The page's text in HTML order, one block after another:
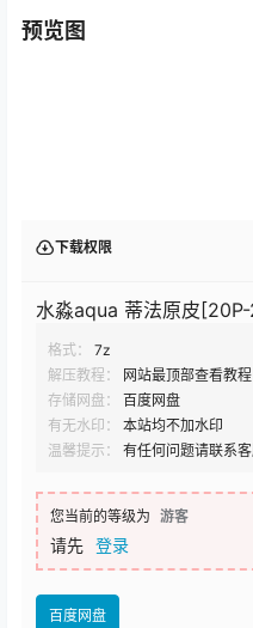
预览图
下载权限
水淼aqua 蒂法原皮
格式：
7z
解压教程：
网站最顶部查看教程
存储网盘：
百度网盘
有无水印：
本站均不加水印
温馨提示：
有任何问题请联系
您当前的等级为 游客
请先 登录
百度网盘